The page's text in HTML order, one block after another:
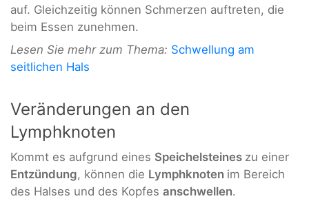
auf. Gleichzeitig können Schmerzen auftreten, die
beim Essen zunehmen.
Lesen Sie mehr zum Thema: Schwellung am
seitlichen Hals
Veränderungen an den
Lymphknoten
Kommt es aufgrund eines Speichelsteines zu einer
Entzündung, können die Lymphknoten im Bereich
des Halses und des Kopfes anschwellen.